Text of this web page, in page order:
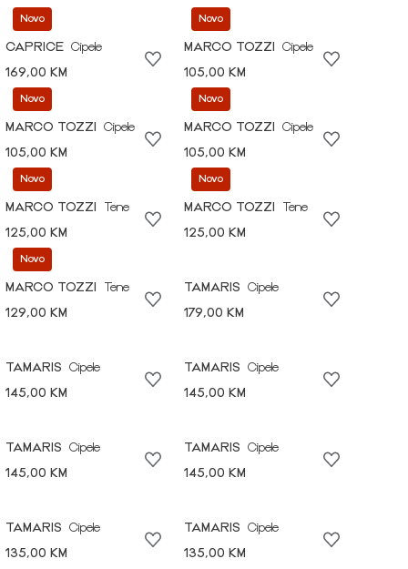
Novo
CAPRICE Cipele
169,00 KM
Novo
MARCO TOZZI
Cipele
105,00 KM
Novo
MARCO TOZZI
Cipele
105,00 KM
Novo
MARCO TOZZI
Cipele
105,00 KM
Novo
MARCO TOZZI
Tene
125,00 KM
Novo
MARCO TOZZI
Tene
125,00 KM
Novo
MARCO TOZZI
Tene
129,00 KM
TAMARIS
Cipele
179,00 KM
TAMARIS
Cipele
145,00 KM
TAMARIS
Cipele
145,00 KM
TAMARIS
Cipele
145,00 KM
TAMARIS
Cipele
145,00 KM
TAMARIS
Cipele
135,00 KM
TAMARIS
Cipele
135,00 KM